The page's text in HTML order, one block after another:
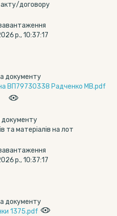
договору
р., 10:37:17
документу
ВП79730338 Радченко МВ.pdf
документу
та матеріалів на лот
р., 10:37:17
документу
1375.pdf